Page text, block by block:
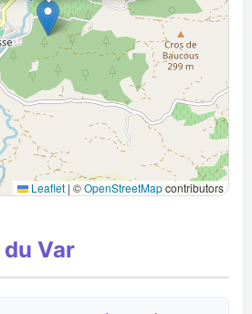
Leaflet | ©OpenStreetMapcontributors
Var